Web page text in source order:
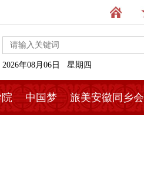
2026年08月06日 星期四
中国梦 旅美安徽同乡会